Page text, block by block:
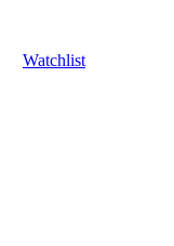
Watchlist